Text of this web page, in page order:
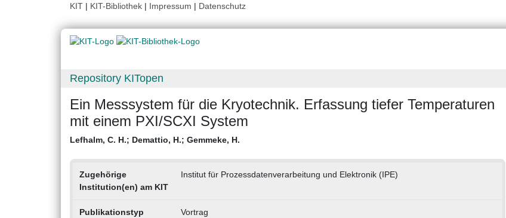
KIT | KIT-Bibliothek | Impressum | Datenschutz
Repository KITopen
Ein Messsystem für die Kryotechnik. Erfassung tiefer Temperaturen
mit einem PXI/SCXI System
Lefhalm, C. H.; Demattio, H.; Gemmeke, H.
Zugehörige
Institution(en) am KIT
Institut für Prozessdatenverarbeitung und Elektronik (IPE)
Publikationstyp Vortrag